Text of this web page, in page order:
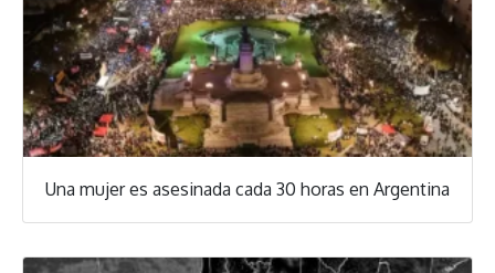
Una mujer es asesinada cada 30 horas en Argentina